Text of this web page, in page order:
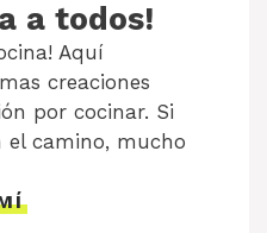
a todos!
Aquí
creaciones
por cocinar. Si
el camino, mucho